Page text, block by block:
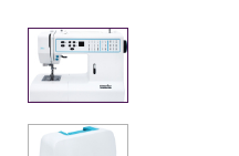
ПЛОСКОШОВНІ
ВИШИВАЛЬНІ ТА
ВИШИВАЛЬНІ
ШВЕЙНІ МАШИНИ
СТІБКА